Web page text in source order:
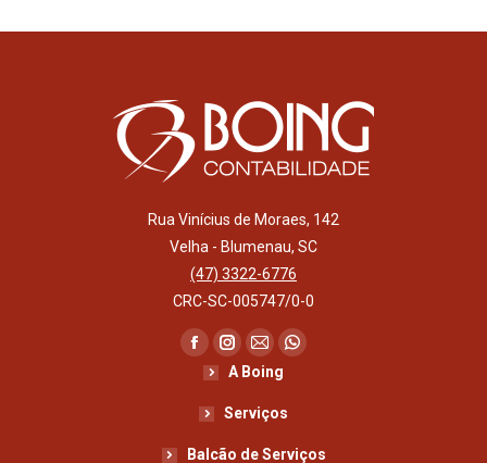
Rua Vinícius de Moraes, 142
Velha - Blumenau, SC
(47) 3322-6776
CRC-SC-005747/0-0
Facebook
page
opens
Instagram
page
opens
Mail
page
opens
Whatsapp
A Boing
Serviços
Balcão de Serviços